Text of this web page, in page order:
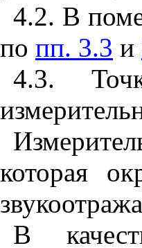
4.2. В
по пп. 3.3 и
4.3.
которая
В